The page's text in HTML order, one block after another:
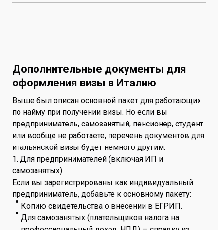
Дополнительные документы для
оформления визы в Италию
Выше был описан основной пакет для работающих
по найму при получении визы. Но если вы
предприниматель, самозанятый, пенсионер, студент
или вообще не работаете, перечень документов для
итальянской визы будет немного другим.
1. Для предпринимателей (включая ИП и
самозанятых)
Если вы зарегистрированы как индивидуальный
предприниматель, добавьте к основному пакету:
Копию свидетельства о внесении в ЕГРИП.
Для самозанятых (плательщиков налога на